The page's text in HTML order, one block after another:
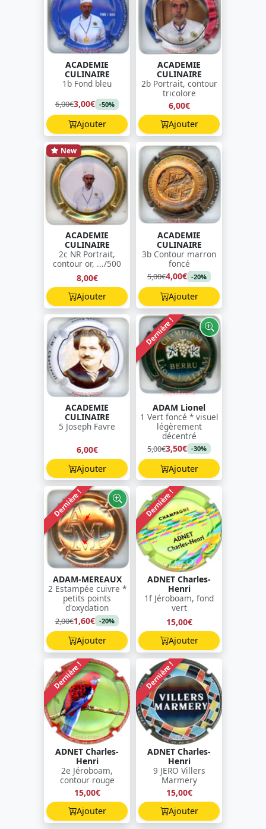
ACADEMIE
CULINAIRE
1b Fond bleu
6,00€3,00€ -50%
Ajouter
ACADEMIE
CULINAIRE
2b Portrait, contour
tricolore
6,00€
Ajouter
New
ACADEMIE
CULINAIRE
2c NR Portrait,
contour or, .../500
8,00€
Ajouter
ACADEMIE
CULINAIRE
3b Contour marron
foncé
5,00€4,00€ -20%
Ajouter
ACADEMIE
CULINAIRE
5 Joseph Favre
6,00€
Ajouter
Dernière !
ADAM Lionel
1 Vert foncé * visuel
légèrement
décentré
5,00€3,50€ -30%
Ajouter
Dernière !
ADAM-MEREAUX
2 Estampée cuivre *
petits points
d'oxydation
2,00€1,60€ -20%
Ajouter
Dernière !
ADNET Charles-
Henri
1f Jéroboam, fond
vert
15,00€
Ajouter
Dernière !
ADNET Charles-
Henri
2e Jéroboam,
contour rouge
15,00€
Ajouter
Dernière !
ADNET Charles-
Henri
9 JERO Villers
Marmery
15,00€
Ajouter